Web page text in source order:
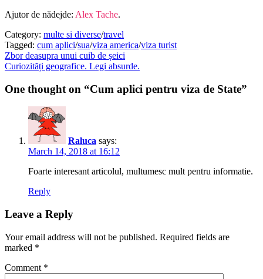
Ajutor de nădejde: Alex Tache.
Category: multe si diverse/travel
Tagged: cum aplici/sua/viza america/viza turist
Post
navigation
Previous
post:
Zbor deasupra unui cuib de șeici
Next
Curiozități geografice. Legi absurde.
One thought on “Cum aplici pentru viza de State”
Raluca says:
March 14, 2018 at 16:12
Foarte interesant articolul, multumesc mult pentru informatie.
Reply
Leave a Reply
Your email address will not be published. Required fields are
marked *
Comment *